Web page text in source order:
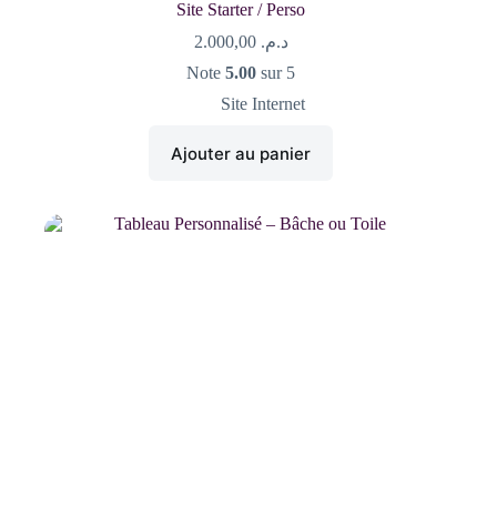
Site Starter / Perso
د.م. 2.000,00
Note5.00 sur 5
Site Internet
Ajouter au panier